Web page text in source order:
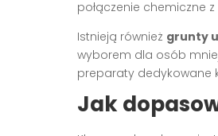
połączenie chemiczne
Istnieją również grunty
wyborem dla osób
preparaty dedykowane
Jak